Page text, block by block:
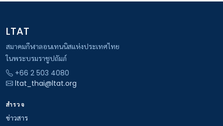
LTAT
สมาคมกีฬาลอนเทนนิสแห่งประเทศไทย
ในพระบรมราชูปถัมภ์
+66 2 503 4080
ltat_thai@ltat.org
สำรวจ
ข่าวสาร